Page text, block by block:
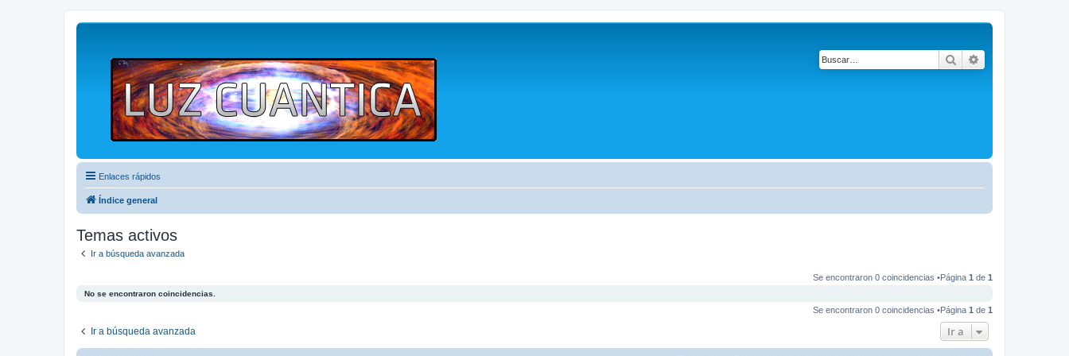
Buscar
Enlaces rápidos
Índice general
Temas activos
Ir a búsqueda avanzada
Se encontraron 0 coincidencias •Página 1 de 1
No se encontraron coincidencias.
Se encontraron 0 coincidencias •Página 1 de 1
Ir a búsqueda avanzada Ir a